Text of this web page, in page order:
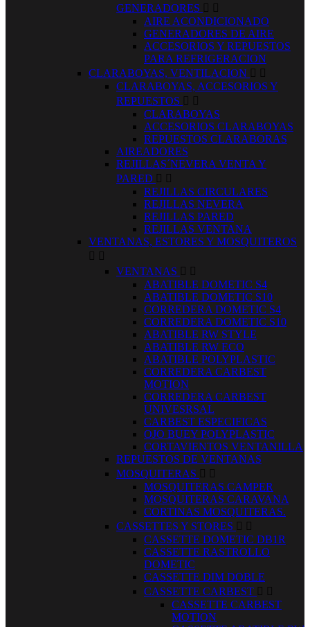
GENERADORES  
AIRE ACONDICIONADO
GENERADORES DE AIRE
ACCESORIOS Y REPUESTOS
PARA REFRIGERACION
CLARABOYAS, VENTILACION  
CLARABOYAS, ACCESORIOS Y
REPUESTOS  
CLARABOYAS
ACCESORIOS CLARABOYAS
REPUESTOS CLARABORAS
AIREADORES
REJILLAS´NEVERA VENTA Y
PARED  
REJILLAS CIRCULARES
REJILLAS NEVERA
REJILLAS PARED
REJILLAS VENTANA
VENTANAS, ESTORES Y MOSQUITEROS
 
VENTANAS  
ABATIBLE DOMETIC S4
ABATIBLE DOMETIC S10
CORREDERA DOMETIC S4
CORREDERA DOMETIC S10
ABATIBLE RW STYLE
ABATIBLE RW ECO
ABATIBLE POLYPLASTIC
CORREDERA CARBEST
MOTION
CORREDERA CARBEST
UNIVESRSAL
CARBEST ESPECIFICAS
OJO BUEY POLYPLASTIC
CORTAVIENTOS VENTANILLA
REPUESTOS DE VENTANAS
MOSQUITERAS  
MOSQUITERAS CAMPER
MOSQUITERAS CARAVANA
CORTINAS MOSQUITERAS.
CASSETTES Y STORES  
CASSETTE DOMETIC DB1R
CASSETTE RASTROLLO
DOMETIC
CASSETTE DIM DOBLE
CASSETTE CARBEST  
CASSETTE CARBEST
MOTION